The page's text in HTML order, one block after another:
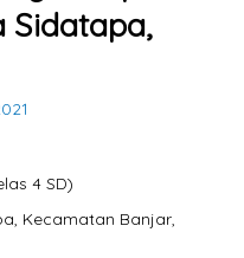
Sidatapa,
4 SD)
Kecamatan Banjar,